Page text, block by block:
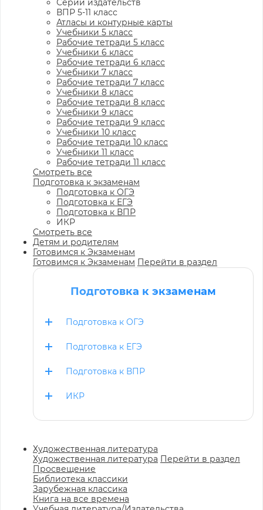
Серии издательств
ВПР 5-11 класс
Атласы и контурные карты
Учебники 5 класс
Рабочие тетради 5 класс
Учебники 6 класс
Рабочие тетради 6 класс
Учебники 7 класс
Рабочие тетради 7 класс
Учебники 8 класс
Рабочие тетради 8 класс
Учебники 9 класс
Рабочие тетради 9 класс
Учебники 10 класс
Рабочие тетради 10 класс
Учебники 11 класс
Рабочие тетради 11 класс
Смотреть все
Подготовка к экзаменам
Подготовка к ОГЭ
Подготовка к ЕГЭ
Подготовка к ВПР
ИКР
Смотреть все
Детям и родителям
Готовимся к Экзаменам
Готовимся к Экзаменам Перейти в раздел
Подготовка к экзаменам
Подготовка к ОГЭ
Подготовка к ЕГЭ
Подготовка к ВПР
ИКР
Художественная литература
Художественная литература Перейти в раздел
Просвещение
Библиотека классики
Зарубежная классика
Книга на все времена